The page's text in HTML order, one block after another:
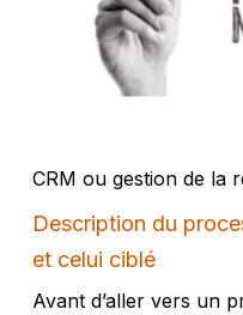
CRM ou gestion de la
Description du
et celui ciblé
Avant d’aller vers un